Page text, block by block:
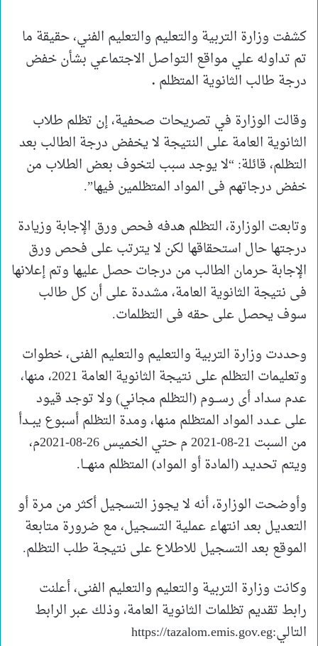
كشفت وزارة التربية والتعليم والتعليم الفني، حقيقة ما
تم تداوله علي مواقع التواصل الاجتماعي بشأن خفض
درجة طالب الثانوية المتظلم .
وقالت الوزارة في تصريحات صحفية، إن تظلم طلاب
الثانوية العامة على النتيجة لا يخفض درجة الطالب بعد
التظلم، قائلة: “لا يوجد سبب لتخوف بعض الطلاب من
خفض درجاتهم فى المواد المتظلمين فيها”.
وتابعت الوزارة، التظلم هدفه فحص ورق الإجابة وزيادة
درجتها حال استحقاقها لكن لا يترتب على فحص ورق
الإجابة حرمان الطالب من درجات حصل عليها وتم إعلانها
فى نتيجة الثانوية العامة، مشددة على أن كل طالب
سوف يحصل على حقه فى التظلمات.
وحددت وزارة التربية والتعليم والتعليم الفنى، خطوات
وتعليمات التظلم على نتيجة الثانوية العامة 2021، منها،
عدم سداد أى رســـوم (التظلم مجاني) ولا توجد قيود
على عــدد المواد المتظلم منـها، ومدة التظلم أسبوع يبــدأ
من السبت 21-08-2021 م حتي الخميس 26-08-2021م،
ويتم تحديـد (المادة أو المواد) المتظلم منهـــا.
وأوضحت الوزارة، أنه لا يجوز التسجيل أكثر من مـرة أو
التعديـل بعد انتهاء عملية التسجيل، مع ضرورة متابعة
الموقع بعد التسجيل للاطلاع على نتيجـة طلب التظلم.
وكانت وزارة التربية والتعليم والتعليم الفنى، أعلنت
رابط تقديم تظلمات الثانوية العامة، وذلك عبر الرابط
التالي:https://tazalom.emis.gov.eg